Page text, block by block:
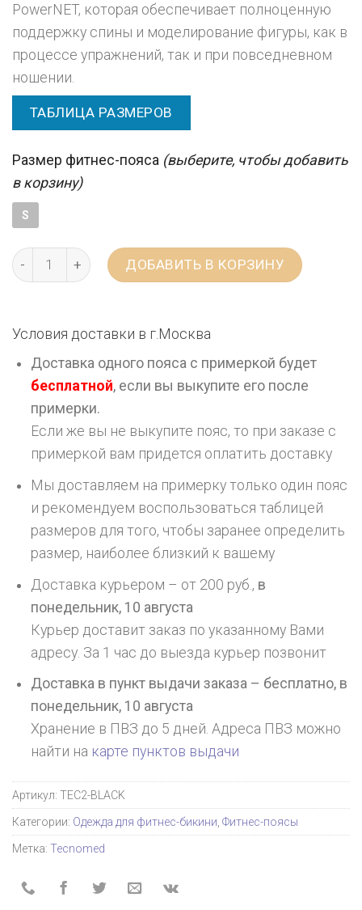
PowerNET, которая обеспечивает полноценную
поддержку спины и моделирование фигуры, как в
процессе упражнений, так и при повседневном
ношении.
ТАБЛИЦА РАЗМЕРОВ
Размер фитнес-пояса (выберите, чтобы добавить
в корзину)
S
ДОБАВИТЬ В КОРЗИНУ
Условия доставки в г. Москва
Доставка одного пояса с примеркой будет
бесплатной, если вы выкупите его после
примерки.
Если же вы не выкупите пояс, то при заказе с
примеркой вам придется оплатить доставку
Мы доставляем на примерку только один пояс
и рекомендуем воспользоваться таблицей
размеров для того, чтобы заранее определить
размер, наиболее близкий к вашему
Доставка курьером – от 200 руб., в
понедельник, 10 августа
Курьер доставит заказ по указанному Вами
адресу. За 1 час до выезда курьер позвонит
Доставка в пункт выдачи заказа – бесплатно, в
понедельник, 10 августа
Хранение в ПВЗ до 5 дней. Адреса ПВЗ можно
найти на карте пунктов выдачи
Артикул: TEC2-BLACK
Категории: Одежда для фитнес-бикини, Фитнес-поясы
Метка: Tecnomed